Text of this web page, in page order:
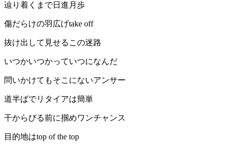
辿り着くまで日進月歩
傷だらけの羽広げtake off
抜け出して見せるこの迷路
いつかいつかっていつになんだ
問いかけてもそこにないアンサー
道半ばでリタイアは簡単
干からびる前に掴めワンチャンス
目的地はtop of the top